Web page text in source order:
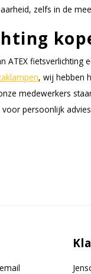
zelfs in de
ATEX
, wij hebben
medewerkers
persoonlijk